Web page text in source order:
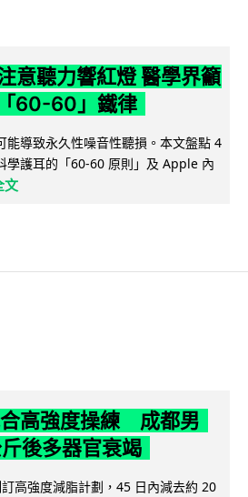
意聽力響紅燈 醫學界籲
60-60」鐵律
能導致永久性噪音性聽損。本文盤點 4
學護耳的「60-60 原則」及 Apple 內
文
高強度操練 成都男
後多器官衰竭
高強度減脂計劃，45 日內減去約 20